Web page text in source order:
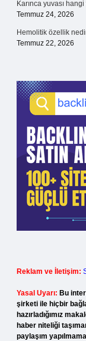
Karınca yuvası
Temmuz 24, 2026
Hemolitik özellik
Temmuz 22, 2026
Reklam ve İletişim:
Yasal Uyarı: Bu
şirketi ile hiçbir
hazırladığımız
haber niteliği
paylaşım